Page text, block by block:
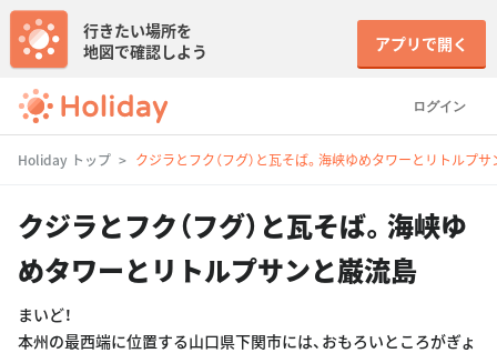
ログイン
行きたい場所を
地図で確認しよう
アプリで開く
Holiday トップ クジラとフク（フグ）と瓦そば。海峡ゆめタワーとリトルプ
クジラとフク（フグ）と瓦そば。海峡ゆ
めタワーとリトルプサンと巌流島
まいど！
本州の最西端に位置する山口県下関市には、おもろいところがぎょ